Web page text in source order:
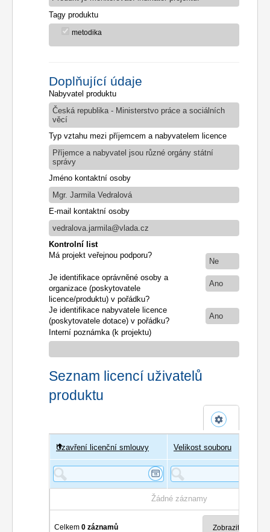
Tagy produktu
metodika
Doplňující údaje
Nabyvatel produktu
Česká republika - Ministerstvo práce a sociálních
věcí
Typ vztahu mezi příjemcem a nabyvatelem licence
Příjemce a nabyvatel jsou různé orgány státní
správy
Jméno kontaktní osoby
Mgr. Jarmila Vedralová
E-mail kontaktní osoby
vedralova.jarmila@vlada.cz
Kontrolní list
Má projekt veřejnou podporu?
Ne
Je identifikace oprávněné osoby a
organizace (poskytovatele
licence/produktu) v pořádku?
Ano
Je identifikace nabyvatele licence
(poskytovatele dotace) v pořádku?
Ano
Interní poznámka (k projektu)
Seznam licencí uživatelů
produktu
Uživatel
Uzavření licenční smlouvy Velikost souboru
Žádné záznamy
Celkem0 záznamů